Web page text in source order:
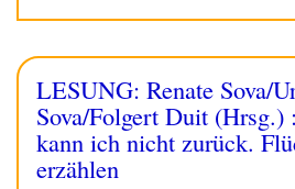
LESUNG: Renate Sova/
Sova/Folgert Duit (Hrsg.)
kann ich nicht zurück.
erzählen